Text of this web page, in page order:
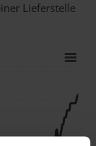
Lieferstelle